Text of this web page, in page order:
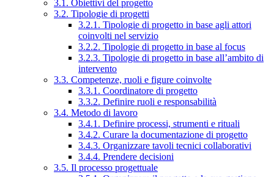
3.1. Obiettivi del progetto
3.2. Tipologie di progetti
3.2.1. Tipologie di progetto in base agli attori
coinvolti nel servizio
3.2.2. Tipologie di progetto in base al focus
3.2.3. Tipologie di progetto in base all’ambito di
intervento
3.3. Competenze, ruoli e figure coinvolte
3.3.1. Coordinatore di progetto
3.3.2. Definire ruoli e responsabilità
3.4. Metodo di lavoro
3.4.1. Definire processi, strumenti e rituali
3.4.2. Curare la documentazione di progetto
3.4.3. Organizzare tavoli tecnici collaborativi
3.4.4. Prendere decisioni
3.5. Il processo progettuale